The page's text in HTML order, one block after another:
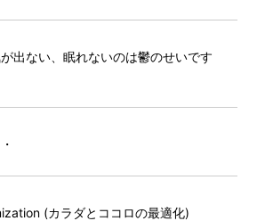
出ない、眠れないのは鬱のせいです
(カラダとココロの最適化)